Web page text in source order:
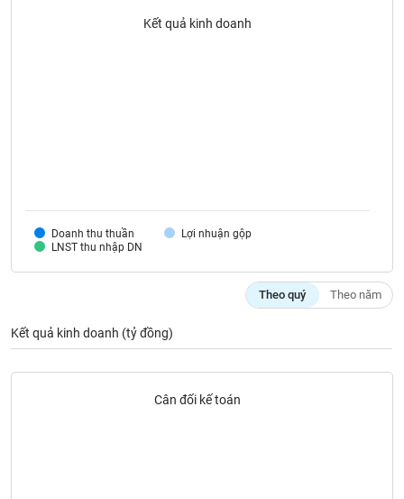
Kết quả kinh doanh
Doanh thu thuần
Lợi nhuận gộp
LNST thu nhập DN
Theo quý Theo năm
Kết quả kinh doanh (tỷ đồng)
Cân đối kế toán
TIỆN
ÍCH
BẤT